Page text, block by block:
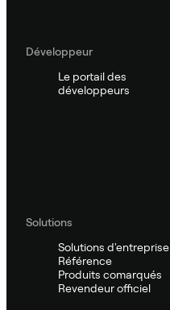
Développeur
Le portail des
développeurs
Solutions
Solutions d'entreprise
Référence
Produits comarqués
Revendeur officiel